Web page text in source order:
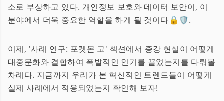
소로 부상하고 있다. 개인정보 보호와 데이터 보안이, 이
분야에서 더욱 중요한 역할을 하게 될 것이다🔒🛡.
이제, '사례 연구: 포켓몬 고' 섹션에서 증강 현실이 어떻게
대중문화와 결합하여 폭발적인 인기를 끌었는지를 다뤄볼
차례다. 지금까지 우리가 본 혁신적인 트렌드들이 어떻게
실제 사례에서 적용되었는지 확인해 보자!